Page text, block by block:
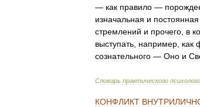
— как правило —
изначальная и постоянная
стремлений и прочего в
выступать например как
сознательного — Оно и
Словарь практического
КОНФЛИКТ